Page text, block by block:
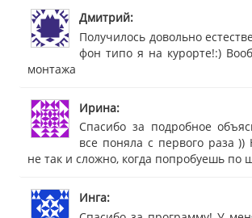
Дмитрий
Получилось довольно
фон типо я на курорте!:)
монтажа
Ирина
Спасибо за подробное
все поняла с первого раза
не так и сложно, когда попробуешь по
Инга